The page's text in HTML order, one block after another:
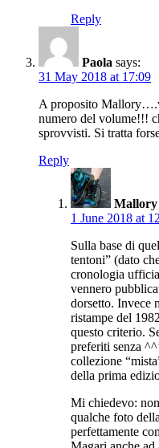
Reply
Paola says:
31 May 2018 at 17:09
A proposito
numero del volume!!!
sprovvisti. Si tratta
Reply
Mallory
1 June 2018 at
Sulla base di
tentoni” (dato
cronologia
vennero
dorsetto. Invece
ristampe del
questo criterio.
preferiti senza
collezione
della prima
Mi chiedevo:
qualche foto
perfettamente